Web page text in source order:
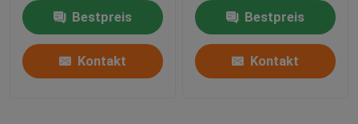
des Garn-20d
Bestpreis
Kontakt
Farbe für Stoff
Bestpreis
Kontakt